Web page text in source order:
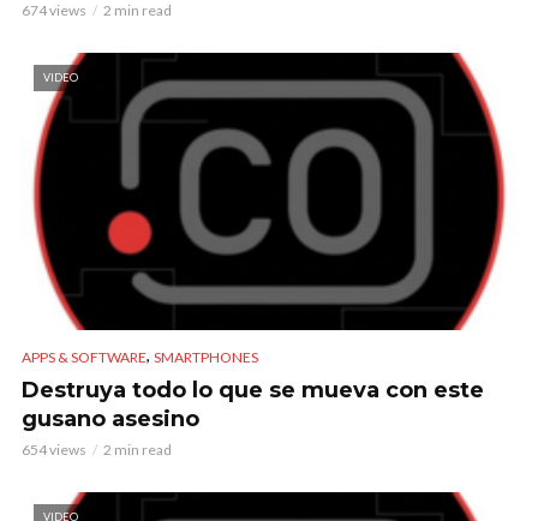
674 views 2 min read
VIDEO
APPS & SOFTWARE, SMARTPHONES
Destruya todo lo que se mueva con este
gusano asesino
654 views 2 min read
VIDEO